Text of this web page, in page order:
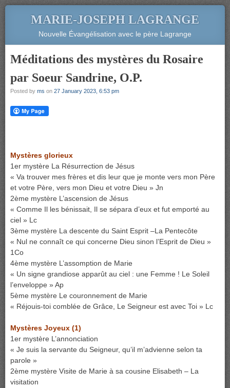
MARIE-JOSEPH LAGRANGE
Nouvelle Évangélisation avec le père Lagrange
Méditations des mystères du Rosaire
par Soeur Sandrine, O.P.
Posted by ms on 27 January 2023, 6:53 pm
Mystères glorieux
1er mystère La Résurrection de Jésus
« Va trouver mes frères et dis leur que je monte vers mon Père
et votre Père, vers mon Dieu et votre Dieu » Jn
2ème mystère L’ascension de Jésus
« Comme Il les bénissait, Il se sépara d’eux et fut emporté au
ciel » Lc
3ème mystère La descente du Saint Esprit –La Pentecôte
« Nul ne connaît ce qui concerne Dieu sinon l’Esprit de Dieu »
1Co
4ème mystère L’assomption de Marie
« Un signe grandiose apparût au ciel : une Femme ! Le Soleil
l’enveloppe » Ap
5ème mystère Le couronnement de Marie
« Réjouis-toi comblée de Grâce, Le Seigneur est avec Toi » Lc
Mystères Joyeux (1)
1er mystère L’annonciation
« Je suis la servante du Seigneur, qu’il m’advienne selon ta
parole »
2ème mystère Visite de Marie à sa cousine Elisabeth – La
visitation